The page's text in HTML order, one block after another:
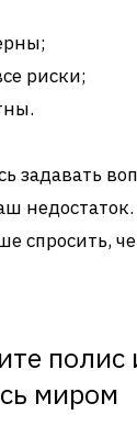
риски;
задавать
спросить,
полис
миром